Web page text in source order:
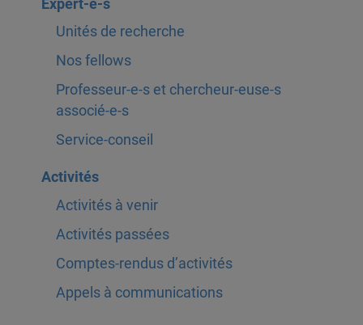
Expert-e-s
Unités de recherche
Nos fellows
Professeur-e-s et chercheur-euse-s
associé-e-s
Service-conseil
Activités
Activités à venir
Activités passées
Comptes-rendus d’activités
Appels à communications